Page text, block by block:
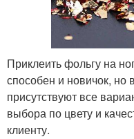
Приклеить фольгу на
способен и новичок, но
присутствуют все
выбора по цвету и
клиенту.